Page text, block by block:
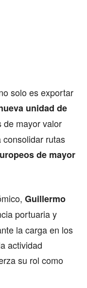
solo es exportar
unidad de
de mayor valor
rutas
de mayor
Guillermo
portuaria y
la carga en los
actividad
su rol como